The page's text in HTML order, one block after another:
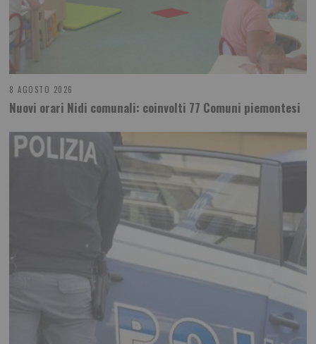
8 AGOSTO 2026
Nuovi orari Nidi comunali: coinvolti 77 Comuni piemontesi